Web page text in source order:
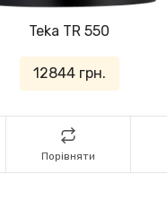
Teka TR 550
12844 грн.
Порівняти